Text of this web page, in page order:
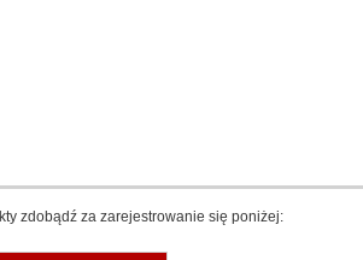
zdobądź za zarejestrowanie się poniżej: